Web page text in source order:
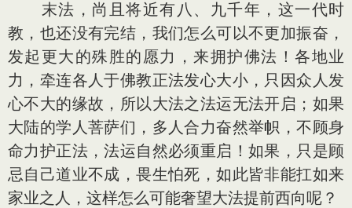
末法，尚且将近有八、九千年，这一代时
教，也还没有完结，我们怎么可以不更加振奋，
发起更大的殊胜的愿力，来拥护佛法！各地业
力，牵连各人于佛教正法发心大小，只因众人发
心不大的缘故，所以大法之法运无法开启；如果
大陆的学人菩萨们，多人合力奋然举帜，不顾身
命力护正法，法运自然必须重启！如果，只是顾
忌自己道业不成，畏生怕死，如此皆非能扛如来
家业之人，这样怎么可能奢望大法提前西向呢？